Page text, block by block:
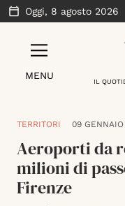
Oggi, 8 agosto 2026
MENU
IL
TERRITORI 09
Aeroporti da
milioni di
Firenze